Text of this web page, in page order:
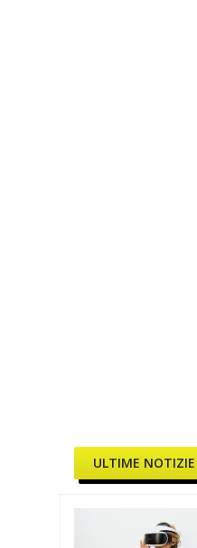
ULTIME NOTIZIE